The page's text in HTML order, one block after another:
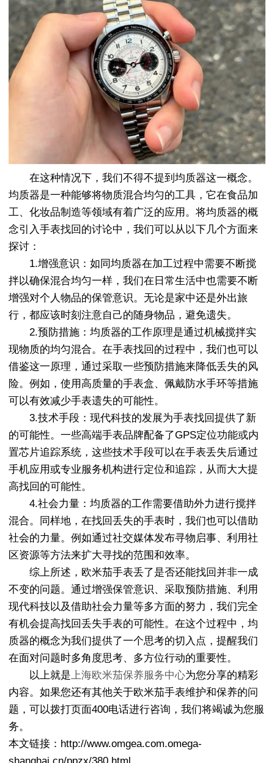
在这种情况下，我们不得不提到均质器这一概念。
均质器是一种能够将物质混合均匀的工具，它在食品加
工、化妆品制造等领域有着广泛的应用。将均质器的概
念引入手表找回的讨论中，我们可以从以下几个方面来
探讨：
1.增强意识：如同均质器在加工过程中需要不断搅
拌以确保混合均匀一样，我们在日常生活中也需要不断
增强对个人物品的保管意识。无论是家中还是外出旅
行，都应该时刻注意自己的随身物品，避免遗失。
2.预防措施：均质器的工作原理是通过机械搅拌实
现物质的均匀混合。在手表找回的过程中，我们也可以
借鉴这一原理，通过采取一些预防措施来降低丢失的风
险。例如，使用高质量的手表盒、佩戴防水手环等措施
可以有效减少手表遗失的可能性。
3.技术手段：现代科技的发展为手表找回提供了新
的可能性。一些高端手表品牌配备了GPS定位功能或内
置芯片追踪系统，这些技术手段可以在手表丢失后通过
手机应用或专业服务机构进行定位和追踪，从而大大提
高找回的可能性。
4.社会力量：均质器的工作需要借助外力进行搅拌
混合。同样地，在找回丢失的手表时，我们也可以借助
社会的力量。例如通过社交媒体发布寻物启事、利用社
区资源等方法来扩大寻找的范围和效率。
综上所述，欧米茄手表丢了是否还能找回并非一成
不变的问题。通过增强保管意识、采取预防措施、利用
现代科技以及借助社会力量等多方面的努力，我们完全
有机会提高找回丢失手表的可能性。在这个过程中，均
质器的概念为我们提供了一个思考的切入点，提醒我们
在面对问题时多角度思考、多方位行动的重要性。
以上就是 上海欧米茄保养服务中心为您分享的精彩
内容。如果您还有其他关于欧米茄手表维护和保养的问
题，可以拨打页面400电话进行咨询，我们将竭诚为您服
务。
本文链接：http://www.omgea.com.omega-
shanghai.cn/ppzx/380.html